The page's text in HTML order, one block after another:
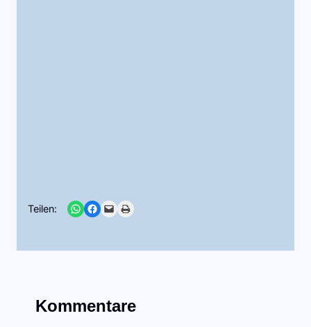
Teilen: Share on WhatsApp
Share on Facebook
Email this PagePrint this Page
Kommentare